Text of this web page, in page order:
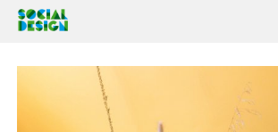
Skip to main content